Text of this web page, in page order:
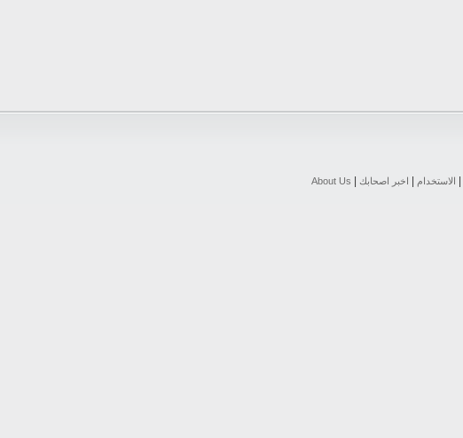
الاستخدام اخبر اصحابك About Us